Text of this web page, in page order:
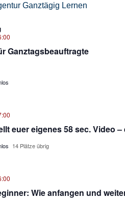
Ganztagsbeauftragte
euer eigenes 58 sec. Video
14 Plätze übrig
Wie anfangen und